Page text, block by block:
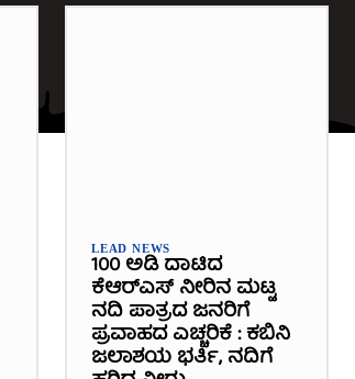
LEAD NEWS
100 ಅಡಿ ದಾಟಿದ
ಕೆಆರ್‌ಎಸ್ ನೀರಿನ ಮಟ್ಟ
ನದಿ ಪಾತ್ರದ ಜನರಿಗೆ
ಪ್ರವಾಹದ ಎಚ್ಚರಿಕೆ : ಕಬಿನಿ
ಜಲಾಶಯ ಭರ್ತಿ, ನದಿಗೆ